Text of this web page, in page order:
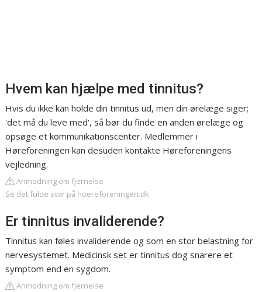
Hvem kan hjælpe med tinnitus?
Hvis du ikke kan holde din tinnitus ud, men din ørelæge siger;
'det må du leve med', så bør du finde en anden ørelæge og
opsøge et kommunikationscenter. Medlemmer i
Høreforeningen kan desuden kontakte Høreforeningens
vejledning.
Anmodning om fjernelse
Se det fulde svar på hoereforeningen.dk
Er tinnitus invaliderende?
Tinnitus kan føles invaliderende og som en stor belastning for
nervesystemet. Medicinsk set er tinnitus dog snarere et
symptom end en sygdom.
Anmodning om fjernelse